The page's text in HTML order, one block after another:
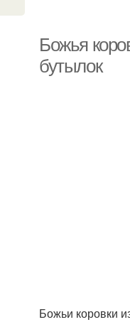
Божья
бутылок
Божьи коровки